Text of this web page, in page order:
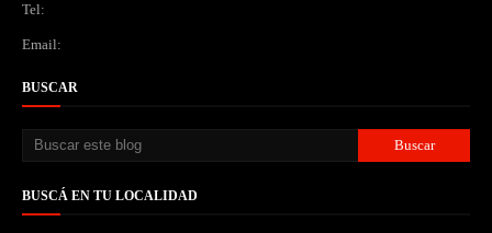
Tel:
Email:
BUSCAR
BUSCÁ EN TU LOCALIDAD